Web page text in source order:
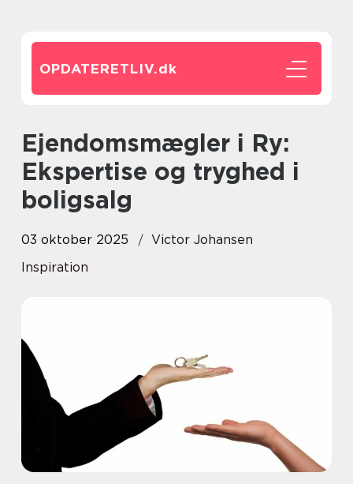
OPDATERETLIV.dk
Ejendomsmægler i Ry:
Ekspertise og tryghed i
boligsalg
03 oktober 2025
Victor Johansen
Inspiration